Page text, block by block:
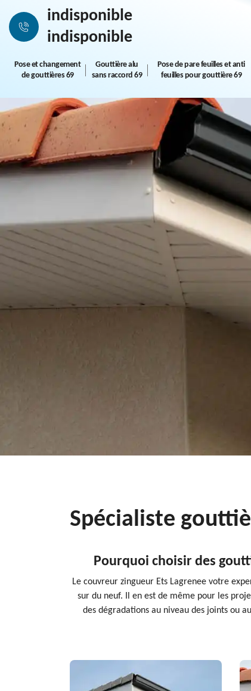
indisponible
indisponible
Pose et changement
de gouttières 69
Gouttière alu
sans raccord 69
Pose de pare feuilles et anti
feuilles pour gouttière 69
Spécialiste
Pourquoi choisir des
Le couvreur zingueur Ets Lagrenee votre
sur du neuf. Il en est de même pour les
des dégradations au niveau des joints ou